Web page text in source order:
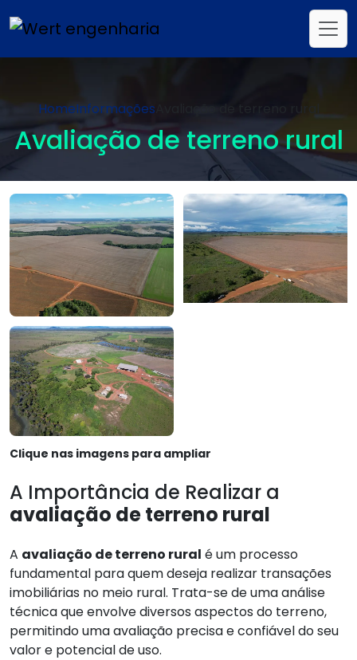
HomeInformações Avaliação de terreno rural
Avaliação de terreno rural
Clique nas imagens para ampliar
A Importância de Realizar a
avaliação de terreno rural
A avaliação de terreno rural é um processo
fundamental para quem deseja realizar transações
imobiliárias no meio rural. Trata-se de uma análise
técnica que envolve diversos aspectos do terreno,
permitindo uma avaliação precisa e confiável do seu
valor e potencial de uso.